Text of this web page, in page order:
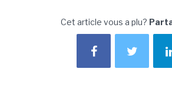
Cet article vous a plu?